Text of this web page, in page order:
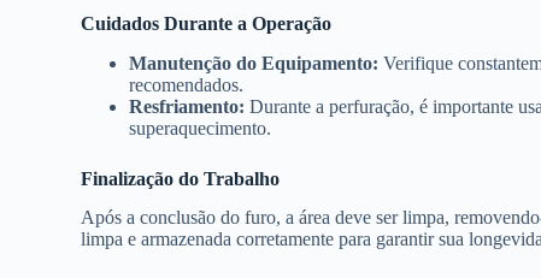
Cuidados Durante a Operação
Manutenção do Equipamento: Verifique
recomendados.
Resfriamento: Durante a perfuração, é importante
superaquecimento.
Finalização do Trabalho
Após a conclusão do furo, a área deve ser limpa,
limpa e armazenada corretamente para garantir sua